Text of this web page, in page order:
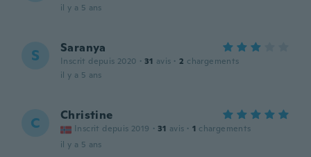
il y a 5 ans
S Saranya
Inscrit depuis 2020 · 31 avis · 2 chargements
il y a 5 ans
C Christine
Inscrit depuis 2019 · 31 avis · 1 chargements
il y a 5 ans